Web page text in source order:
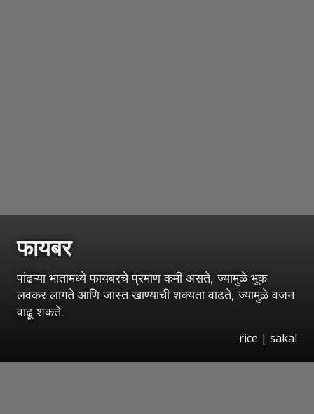
फायबर
पांढऱ्या भातामध्ये फायबरचे प्रमाण कमी असते, ज्यामुळे भूक
लवकर लागते आणि जास्त खाण्याची शक्यता वाढते, ज्यामुळे वजन
वाढू शकते.
rice | sakal